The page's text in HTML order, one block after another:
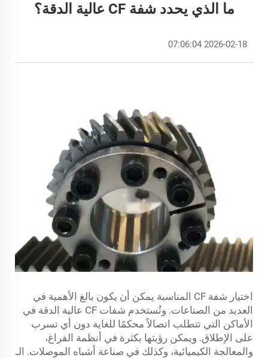
ما الذي يحدد شفة CF عالية الدقة؟
2026-02-18 07:06:04
اختيار شفة CF المناسبة يمكن أن يكون بالغ الأهمية في
العديد من الصناعات. وتُستخدم شفات CF عالية الدقة في
الأماكن التي تتطلب اتصالاً محكمًا للغاية دون أي تسرب
على الإطلاق. ويمكن رؤيتها بكثرة في أنظمة الفراغ،
والمعالجة الكيميائية، وكذلك في صناعة أشباه الموصلات. الـ